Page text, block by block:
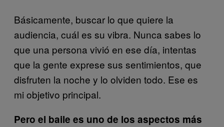
Básicamente, buscar lo que quiere la
audiencia, cuál es su vibra. Nunca sabes lo
que una persona vivió en ese día, intentas
que la gente exprese sus sentimientos, que
disfruten la noche y lo olviden todo. Ese es
mi objetivo principal.
Pero el baile es uno de los aspectos más